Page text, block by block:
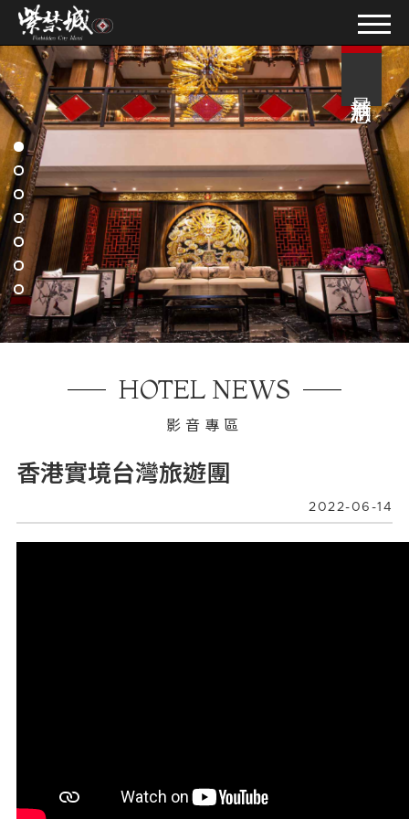
HOTEL NEWS
影音專區
香港實境台灣旅遊團
2022-06-14